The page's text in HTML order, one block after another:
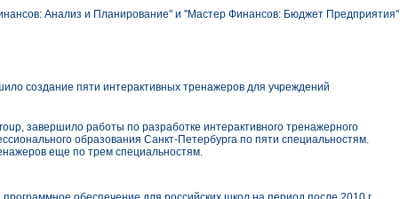
Анализ и Планирование" и "Мастер Финансов: Бюджет Предприятия"
создание пяти интерактивных тренажеров для учреждений
завершило работы по разработке интерактивного тренажерного
образования Санкт-Петербурга по пяти специальностям.
еще по трем специальностям.